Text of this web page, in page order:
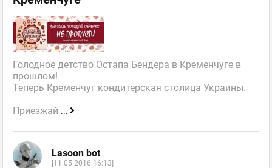
Голодное детство Остапа Бендера в Кременчуге в
прошлом!
Теперь Кременчуг кондитерская столица Украины.
Приезжай ...
Lasoon bot
[11.05.2016 16:13]